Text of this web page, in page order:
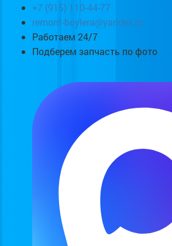
+7 (915) 110-44-77
remont-boylera@yandex.ru
Работаем 24/7
Подберем запчасть по фото